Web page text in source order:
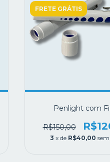
FRETE GRÁTIS
Penlight com
R$150,00
3 x de R$40,00